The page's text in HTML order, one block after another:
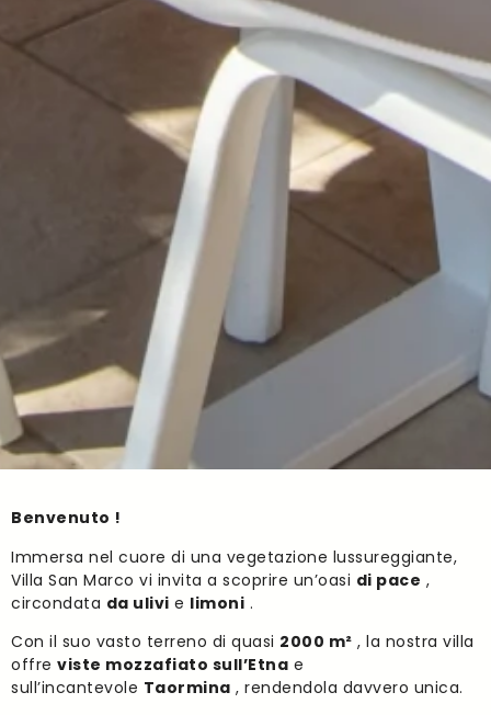
Benvenuto !
Immersa nel cuore di una vegetazione lussureggiante,
Villa San Marco vi invita a scoprire un’oasi di pace ,
circondata da ulivi e limoni .
Con il suo vasto terreno di quasi 2000 m² , la nostra villa
offre viste mozzafiato sull’Etna e
sull’incantevole Taormina , rendendola davvero unica.